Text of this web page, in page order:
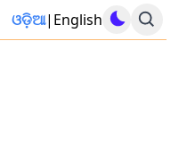
ଓଡ଼ିଆ| English